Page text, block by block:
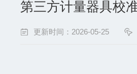
第三方计量器具校
更新时间：2026-05-25